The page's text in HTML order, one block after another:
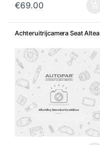
€69.00
Achteruitrijcamera Seat Altea